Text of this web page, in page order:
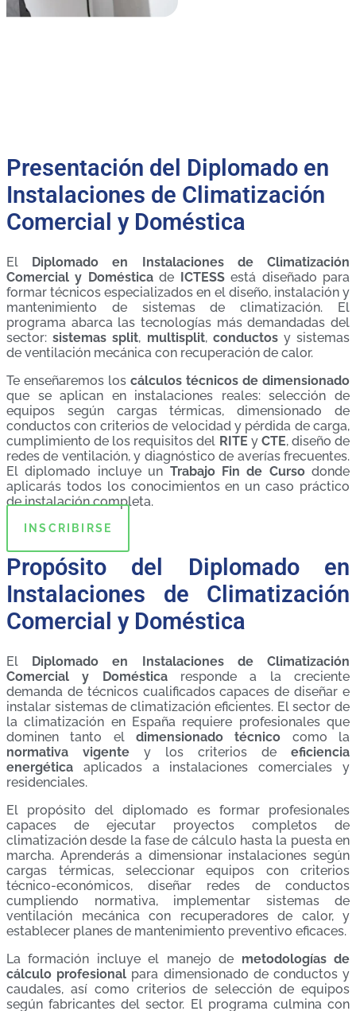
Presentación del Diplomado en
Instalaciones de Climatización
Comercial y Doméstica
El
Diplomado en Instalaciones de Climatización
Comercial y Domésticade ICTESSestá diseñado para
formar técnicos especializados en el diseño, instalación y
mantenimiento de sistemas de climatización. El
programa abarca las tecnologías más demandadas del
sector:sistemas split, multisplit, conductosy sistemas
de ventilación mecánica con recuperación de calor.
Te enseñaremos los cálculos técnicos de dimensionado
que se aplican en instalaciones reales: selección de
equipos según cargas térmicas, dimensionado de
conductos con criterios de velocidad y pérdida de carga,
cumplimiento de los requisitos del RITE y CTE, diseño de
redes de ventilación, y diagnóstico de averías frecuentes.
El diplomado incluye un Trabajo Fin de Cursodonde
aplicarás todos los conocimientos en un caso práctico
de instalación completa.
INSCRIBIRSE
Propósito del Diplomado en
Instalaciones de Climatización
Comercial y Doméstica
El
Diplomado en Instalaciones de Climatización
Comercial y Domésticaresponde a la creciente
demanda de técnicos cualificados capaces de diseñar e
instalar sistemas de climatización eficientes. El sector de
la climatización en España requiere profesionales que
dominen tanto el dimensionado técnico como la
normativa vigente y los criterios de eficiencia
energética aplicados a instalaciones comerciales y
residenciales.
El propósito del diplomado es formar profesionales
capaces de ejecutar proyectos completos de
climatización desde la fase de cálculo hasta la puesta en
marcha. Aprenderás a dimensionar instalaciones según
cargas térmicas, seleccionar equipos con criterios
técnico-económicos, diseñar redes de conductos
cumpliendo normativa, implementar sistemas de
ventilación mecánica con recuperadores de calor, y
establecer planes de mantenimiento preventivo eficaces.
La formación incluye el manejo de metodologías de
cálculo profesional para dimensionado de conductos y
caudales, así como criterios de selección de equipos
según fabricantes del sector. El programa culmina con